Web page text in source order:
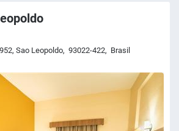
,Sao Leopoldo, 93022-422, Brasil